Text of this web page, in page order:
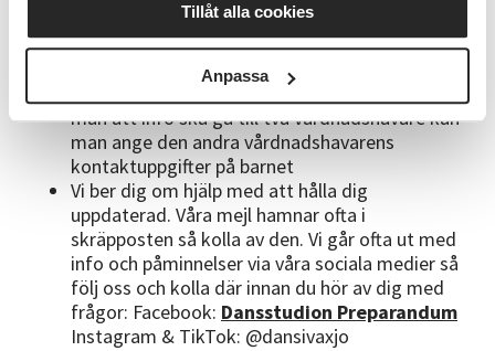
Tillåt alla cookies
Anpassa
8 deltagare och vi har max 16 platser (håll koll
på detta själv här på denna anmälningssida)
Ange mobilnummer och mejl vid anmälan så vi
snabbt kan nå dig med viktig information. Vill
man att info ska gå till två vårdnadshavare kan
man ange den andra vårdnadshavarens
kontaktuppgifter på barnet
Vi ber dig om hjälp med att hålla dig
uppdaterad. Våra mejl hamnar ofta i
skräpposten så kolla av den. Vi går ofta ut med
info och påminnelser via våra sociala medier så
följ oss och kolla där innan du hör av dig med
frågor: Facebook: Dansstudion Preparandum
Instagram & TikTok: @dansivaxjo